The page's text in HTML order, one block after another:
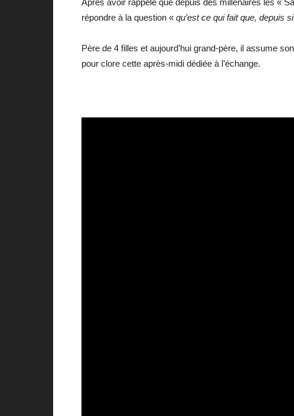
Après avoir rappelé que depuis des millénaires les «
répondre à la question « qu’est ce qui fait que, depuis
Père de 4 filles et aujourd’hui grand-père, il assume
pour clore cette après-midi dédiée à l’échange.